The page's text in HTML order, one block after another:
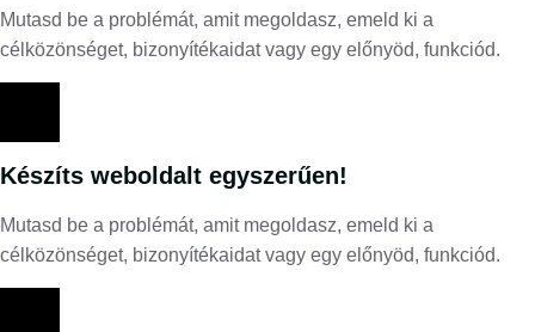
Mutasd be a problémát, amit megoldasz, emeld ki a
célközönséget, bizonyítékaidat vagy egy előnyöd, funkciód.
Készíts weboldalt egyszerűen!
Mutasd be a problémát, amit megoldasz, emeld ki a
célközönséget, bizonyítékaidat vagy egy előnyöd, funkciód.